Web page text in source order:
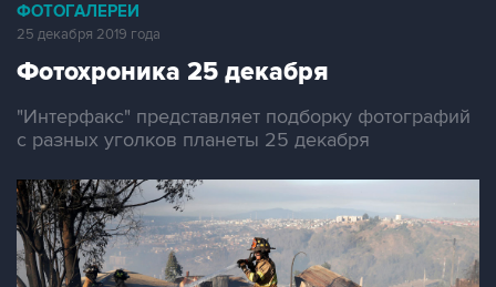
ФОТОГАЛЕРЕИ
25 декабря 2019 года
Фотохроника 25 декабря
"Интерфакс" представляет подборку фотографий
с разных уголков планеты 25 декабря